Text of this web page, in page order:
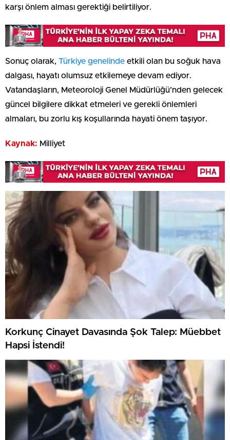
karşı önlem alması gerektiği belirtiliyor.
Sonuç olarak, Türkiye genelinde etkili olan bu soğuk hava
dalgası, hayatı olumsuz etkilemeye devam ediyor.
Vatandaşların, Meteoroloji Genel Müdürlüğü’nden gelecek
güncel bilgilere dikkat etmeleri ve gerekli önlemleri
almaları, bu zorlu kış koşullarında hayati önem taşıyor.
Kaynak: Milliyet
Korkunç Cinayet Davasında Şok Talep: Müebbet
Hapsi İstendi!